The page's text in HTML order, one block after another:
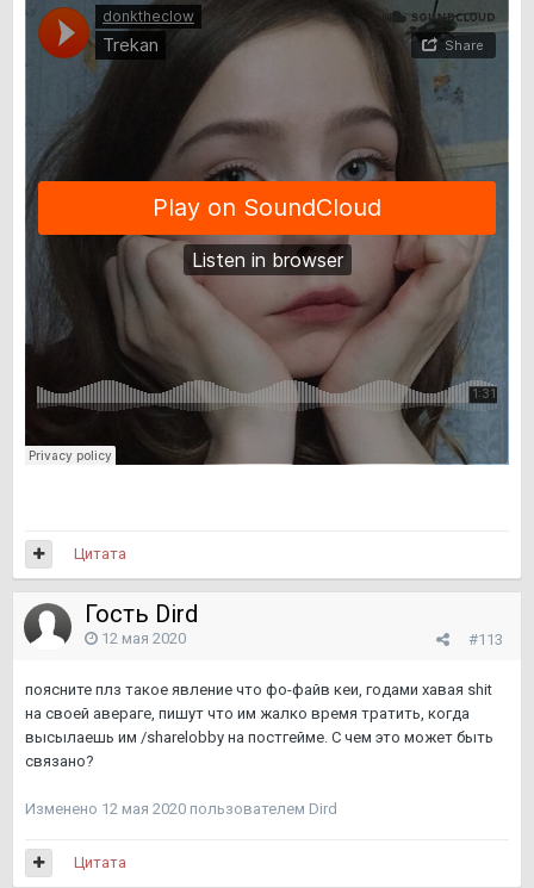
Цитата
Гость Dird
#113
12 мая 2020
поясните плз такое явление что фо-файв кеи, годами хавая shit
на своей авераге, пишут что им жалко время тратить, когда
высылаешь им /sharelobby на постгейме. С чем это может быть
связано?
Изменено 12 мая 2020 пользователем Dird
Цитата